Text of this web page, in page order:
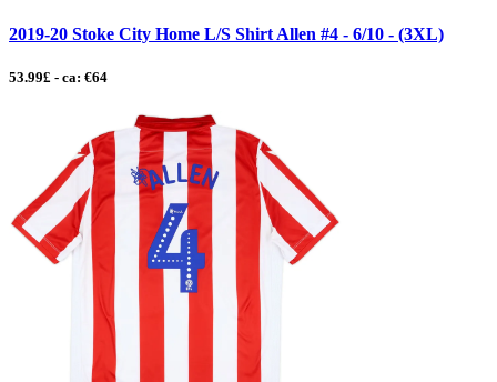
2019-20 Stoke City Home L/S Shirt Allen #4 - 6/10 - (3XL)
53.99£ - ca: €64